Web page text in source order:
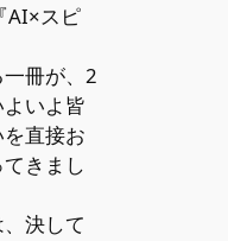
AI×スピ
冊が、2
いよ皆
直接お
きまし
決して